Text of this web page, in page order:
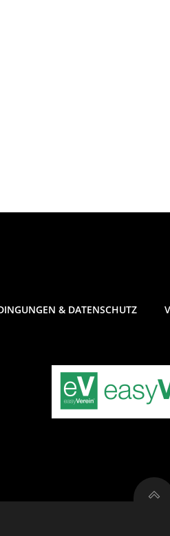
& DATENSCHUTZ